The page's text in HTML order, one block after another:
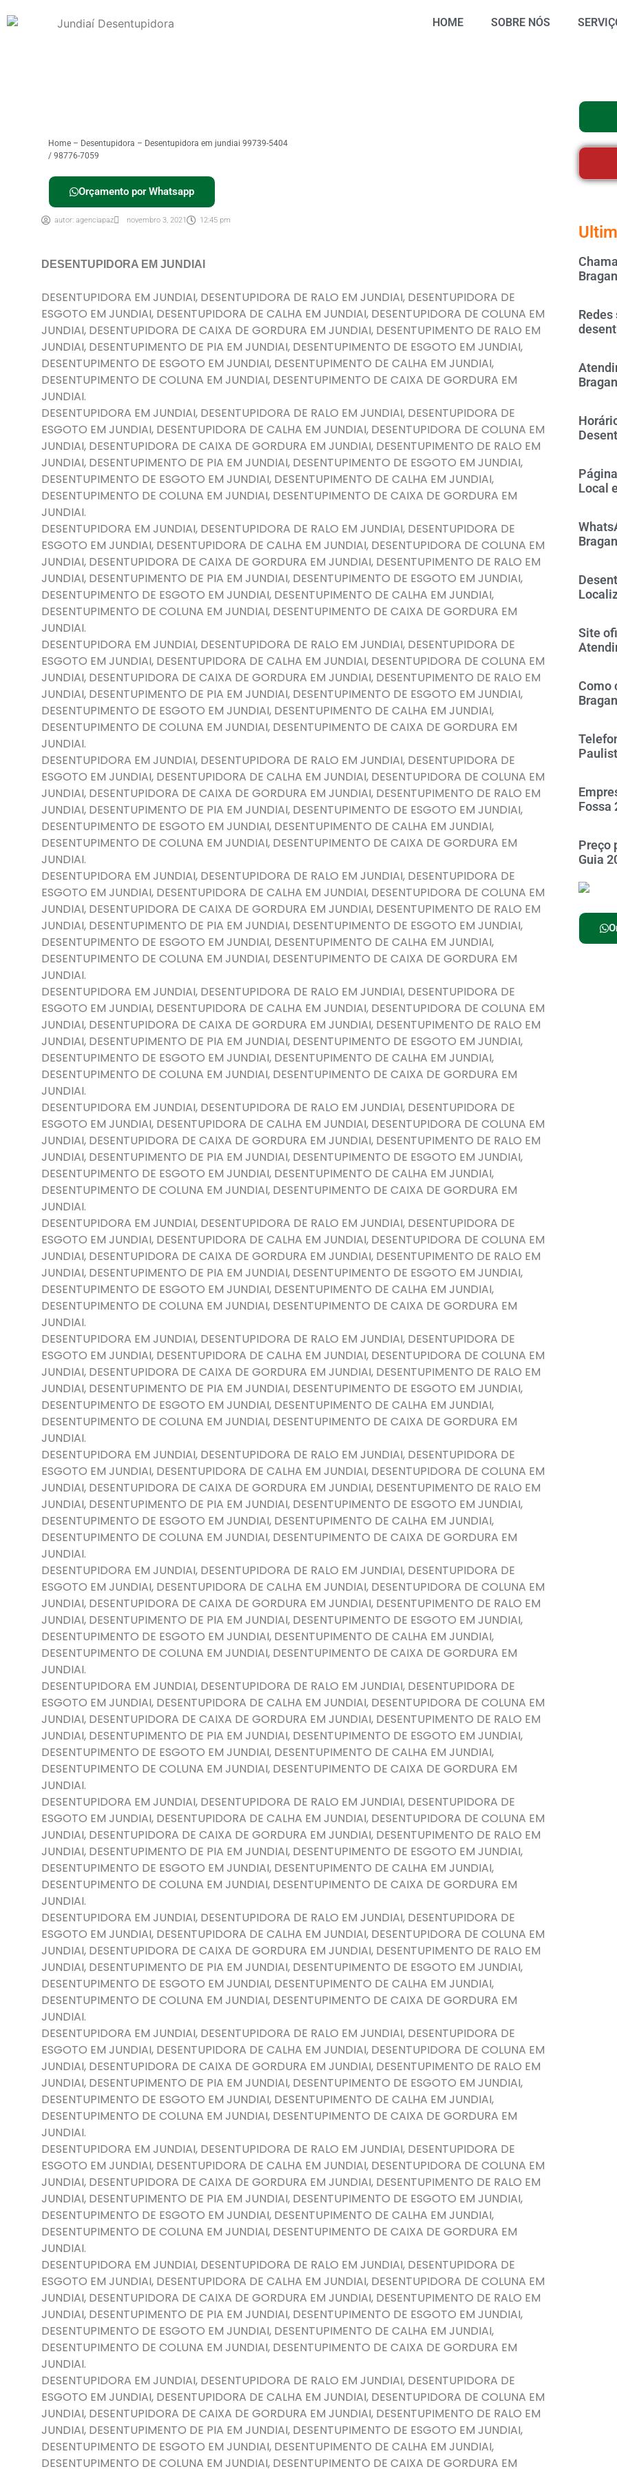
HOME SOBRE NÓS
Home – Desentupidora – Desentupidora em jundiai 99739-5404
/ 98776-7059
Orçamento por Whatsapp
autor: agenciapaz novembro 3, 2021 12:45 pm
DESENTUPIDORA EM JUNDIAI
DESENTUPIDORA EM JUNDIAI, DESENTUPIDORA DE RALO EM JUNDIAI, DESENTUPIDORA DE
ESGOTO EM JUNDIAI, DESENTUPIDORA DE CALHA EM JUNDIAI, DESENTUPIDORA DE COLUNA EM
JUNDIAI, DESENTUPIDORA DE CAIXA DE GORDURA EM JUNDIAI, DESENTUPIMENTO DE RALO EM
JUNDIAI, DESENTUPIMENTO DE PIA EM JUNDIAI, DESENTUPIMENTO DE ESGOTO EM JUNDIAI,
DESENTUPIMENTO DE ESGOTO EM JUNDIAI, DESENTUPIMENTO DE CALHA EM JUNDIAI,
DESENTUPIMENTO DE COLUNA EM JUNDIAI, DESENTUPIMENTO DE CAIXA DE GORDURA EM
JUNDIAI.
DESENTUPIDORA EM JUNDIAI, DESENTUPIDORA DE RALO EM JUNDIAI, DESENTUPIDORA DE
ESGOTO EM JUNDIAI, DESENTUPIDORA DE CALHA EM JUNDIAI, DESENTUPIDORA DE COLUNA EM
JUNDIAI, DESENTUPIDORA DE CAIXA DE GORDURA EM JUNDIAI, DESENTUPIMENTO DE RALO EM
JUNDIAI, DESENTUPIMENTO DE PIA EM JUNDIAI, DESENTUPIMENTO DE ESGOTO EM JUNDIAI,
DESENTUPIMENTO DE ESGOTO EM JUNDIAI, DESENTUPIMENTO DE CALHA EM JUNDIAI,
DESENTUPIMENTO DE COLUNA EM JUNDIAI, DESENTUPIMENTO DE CAIXA DE GORDURA EM
JUNDIAI.
DESENTUPIDORA EM JUNDIAI, DESENTUPIDORA DE RALO EM JUNDIAI, DESENTUPIDORA DE
ESGOTO EM JUNDIAI, DESENTUPIDORA DE CALHA EM JUNDIAI, DESENTUPIDORA DE COLUNA EM
JUNDIAI, DESENTUPIDORA DE CAIXA DE GORDURA EM JUNDIAI, DESENTUPIMENTO DE RALO EM
JUNDIAI, DESENTUPIMENTO DE PIA EM JUNDIAI, DESENTUPIMENTO DE ESGOTO EM JUNDIAI,
DESENTUPIMENTO DE ESGOTO EM JUNDIAI, DESENTUPIMENTO DE CALHA EM JUNDIAI,
DESENTUPIMENTO DE COLUNA EM JUNDIAI, DESENTUPIMENTO DE CAIXA DE GORDURA EM
JUNDIAI.
DESENTUPIDORA EM JUNDIAI, DESENTUPIDORA DE RALO EM JUNDIAI, DESENTUPIDORA DE
ESGOTO EM JUNDIAI, DESENTUPIDORA DE CALHA EM JUNDIAI, DESENTUPIDORA DE COLUNA EM
JUNDIAI, DESENTUPIDORA DE CAIXA DE GORDURA EM JUNDIAI, DESENTUPIMENTO DE RALO EM
JUNDIAI, DESENTUPIMENTO DE PIA EM JUNDIAI, DESENTUPIMENTO DE ESGOTO EM JUNDIAI,
DESENTUPIMENTO DE ESGOTO EM JUNDIAI, DESENTUPIMENTO DE CALHA EM JUNDIAI,
DESENTUPIMENTO DE COLUNA EM JUNDIAI, DESENTUPIMENTO DE CAIXA DE GORDURA EM
JUNDIAI.
DESENTUPIDORA EM JUNDIAI, DESENTUPIDORA DE RALO EM JUNDIAI, DESENTUPIDORA DE
ESGOTO EM JUNDIAI, DESENTUPIDORA DE CALHA EM JUNDIAI, DESENTUPIDORA DE COLUNA EM
JUNDIAI, DESENTUPIDORA DE CAIXA DE GORDURA EM JUNDIAI, DESENTUPIMENTO DE RALO EM
JUNDIAI, DESENTUPIMENTO DE PIA EM JUNDIAI, DESENTUPIMENTO DE ESGOTO EM JUNDIAI,
DESENTUPIMENTO DE ESGOTO EM JUNDIAI, DESENTUPIMENTO DE CALHA EM JUNDIAI,
DESENTUPIMENTO DE COLUNA EM JUNDIAI, DESENTUPIMENTO DE CAIXA DE GORDURA EM
JUNDIAI.
DESENTUPIDORA EM JUNDIAI, DESENTUPIDORA DE RALO EM JUNDIAI, DESENTUPIDORA DE
ESGOTO EM JUNDIAI, DESENTUPIDORA DE CALHA EM JUNDIAI, DESENTUPIDORA DE COLUNA EM
JUNDIAI, DESENTUPIDORA DE CAIXA DE GORDURA EM JUNDIAI, DESENTUPIMENTO DE RALO EM
JUNDIAI, DESENTUPIMENTO DE PIA EM JUNDIAI, DESENTUPIMENTO DE ESGOTO EM JUNDIAI,
DESENTUPIMENTO DE ESGOTO EM JUNDIAI, DESENTUPIMENTO DE CALHA EM JUNDIAI,
DESENTUPIMENTO DE COLUNA EM JUNDIAI, DESENTUPIMENTO DE CAIXA DE GORDURA EM
JUNDIAI.
DESENTUPIDORA EM JUNDIAI, DESENTUPIDORA DE RALO EM JUNDIAI, DESENTUPIDORA DE
ESGOTO EM JUNDIAI, DESENTUPIDORA DE CALHA EM JUNDIAI, DESENTUPIDORA DE COLUNA EM
JUNDIAI, DESENTUPIDORA DE CAIXA DE GORDURA EM JUNDIAI, DESENTUPIMENTO DE RALO EM
JUNDIAI, DESENTUPIMENTO DE PIA EM JUNDIAI, DESENTUPIMENTO DE ESGOTO EM JUNDIAI,
DESENTUPIMENTO DE ESGOTO EM JUNDIAI, DESENTUPIMENTO DE CALHA EM JUNDIAI,
DESENTUPIMENTO DE COLUNA EM JUNDIAI, DESENTUPIMENTO DE CAIXA DE GORDURA EM
JUNDIAI.
DESENTUPIDORA EM JUNDIAI, DESENTUPIDORA DE RALO EM JUNDIAI, DESENTUPIDORA DE
ESGOTO EM JUNDIAI, DESENTUPIDORA DE CALHA EM JUNDIAI, DESENTUPIDORA DE COLUNA EM
JUNDIAI, DESENTUPIDORA DE CAIXA DE GORDURA EM JUNDIAI, DESENTUPIMENTO DE RALO EM
JUNDIAI, DESENTUPIMENTO DE PIA EM JUNDIAI, DESENTUPIMENTO DE ESGOTO EM JUNDIAI,
DESENTUPIMENTO DE ESGOTO EM JUNDIAI, DESENTUPIMENTO DE CALHA EM JUNDIAI,
DESENTUPIMENTO DE COLUNA EM JUNDIAI, DESENTUPIMENTO DE CAIXA DE GORDURA EM
JUNDIAI.
DESENTUPIDORA EM JUNDIAI, DESENTUPIDORA DE RALO EM JUNDIAI, DESENTUPIDORA DE
ESGOTO EM JUNDIAI, DESENTUPIDORA DE CALHA EM JUNDIAI, DESENTUPIDORA DE COLUNA EM
JUNDIAI, DESENTUPIDORA DE CAIXA DE GORDURA EM JUNDIAI, DESENTUPIMENTO DE RALO EM
JUNDIAI, DESENTUPIMENTO DE PIA EM JUNDIAI, DESENTUPIMENTO DE ESGOTO EM JUNDIAI,
DESENTUPIMENTO DE ESGOTO EM JUNDIAI, DESENTUPIMENTO DE CALHA EM JUNDIAI,
DESENTUPIMENTO DE COLUNA EM JUNDIAI, DESENTUPIMENTO DE CAIXA DE GORDURA EM
JUNDIAI.
DESENTUPIDORA EM JUNDIAI, DESENTUPIDORA DE RALO EM JUNDIAI, DESENTUPIDORA DE
ESGOTO EM JUNDIAI, DESENTUPIDORA DE CALHA EM JUNDIAI, DESENTUPIDORA DE COLUNA EM
JUNDIAI, DESENTUPIDORA DE CAIXA DE GORDURA EM JUNDIAI, DESENTUPIMENTO DE RALO EM
JUNDIAI, DESENTUPIMENTO DE PIA EM JUNDIAI, DESENTUPIMENTO DE ESGOTO EM JUNDIAI,
DESENTUPIMENTO DE ESGOTO EM JUNDIAI, DESENTUPIMENTO DE CALHA EM JUNDIAI,
DESENTUPIMENTO DE COLUNA EM JUNDIAI, DESENTUPIMENTO DE CAIXA DE GORDURA EM
JUNDIAI.
DESENTUPIDORA EM JUNDIAI, DESENTUPIDORA DE RALO EM JUNDIAI, DESENTUPIDORA DE
ESGOTO EM JUNDIAI, DESENTUPIDORA DE CALHA EM JUNDIAI, DESENTUPIDORA DE COLUNA EM
JUNDIAI, DESENTUPIDORA DE CAIXA DE GORDURA EM JUNDIAI, DESENTUPIMENTO DE RALO EM
JUNDIAI, DESENTUPIMENTO DE PIA EM JUNDIAI, DESENTUPIMENTO DE ESGOTO EM JUNDIAI,
DESENTUPIMENTO DE ESGOTO EM JUNDIAI, DESENTUPIMENTO DE CALHA EM JUNDIAI,
DESENTUPIMENTO DE COLUNA EM JUNDIAI, DESENTUPIMENTO DE CAIXA DE GORDURA EM
JUNDIAI.
DESENTUPIDORA EM JUNDIAI, DESENTUPIDORA DE RALO EM JUNDIAI, DESENTUPIDORA DE
ESGOTO EM JUNDIAI, DESENTUPIDORA DE CALHA EM JUNDIAI, DESENTUPIDORA DE COLUNA EM
JUNDIAI, DESENTUPIDORA DE CAIXA DE GORDURA EM JUNDIAI, DESENTUPIMENTO DE RALO EM
JUNDIAI, DESENTUPIMENTO DE PIA EM JUNDIAI, DESENTUPIMENTO DE ESGOTO EM JUNDIAI,
DESENTUPIMENTO DE ESGOTO EM JUNDIAI, DESENTUPIMENTO DE CALHA EM JUNDIAI,
DESENTUPIMENTO DE COLUNA EM JUNDIAI, DESENTUPIMENTO DE CAIXA DE GORDURA EM
JUNDIAI.
DESENTUPIDORA EM JUNDIAI, DESENTUPIDORA DE RALO EM JUNDIAI, DESENTUPIDORA DE
ESGOTO EM JUNDIAI, DESENTUPIDORA DE CALHA EM JUNDIAI, DESENTUPIDORA DE COLUNA EM
JUNDIAI, DESENTUPIDORA DE CAIXA DE GORDURA EM JUNDIAI, DESENTUPIMENTO DE RALO EM
JUNDIAI, DESENTUPIMENTO DE PIA EM JUNDIAI, DESENTUPIMENTO DE ESGOTO EM JUNDIAI,
DESENTUPIMENTO DE ESGOTO EM JUNDIAI, DESENTUPIMENTO DE CALHA EM JUNDIAI,
DESENTUPIMENTO DE COLUNA EM JUNDIAI, DESENTUPIMENTO DE CAIXA DE GORDURA EM
JUNDIAI.
DESENTUPIDORA EM JUNDIAI, DESENTUPIDORA DE RALO EM JUNDIAI, DESENTUPIDORA DE
ESGOTO EM JUNDIAI, DESENTUPIDORA DE CALHA EM JUNDIAI, DESENTUPIDORA DE COLUNA EM
JUNDIAI, DESENTUPIDORA DE CAIXA DE GORDURA EM JUNDIAI, DESENTUPIMENTO DE RALO EM
JUNDIAI, DESENTUPIMENTO DE PIA EM JUNDIAI, DESENTUPIMENTO DE ESGOTO EM JUNDIAI,
DESENTUPIMENTO DE ESGOTO EM JUNDIAI, DESENTUPIMENTO DE CALHA EM JUNDIAI,
DESENTUPIMENTO DE COLUNA EM JUNDIAI, DESENTUPIMENTO DE CAIXA DE GORDURA EM
JUNDIAI.
DESENTUPIDORA EM JUNDIAI, DESENTUPIDORA DE RALO EM JUNDIAI, DESENTUPIDORA DE
ESGOTO EM JUNDIAI, DESENTUPIDORA DE CALHA EM JUNDIAI, DESENTUPIDORA DE COLUNA EM
JUNDIAI, DESENTUPIDORA DE CAIXA DE GORDURA EM JUNDIAI, DESENTUPIMENTO DE RALO EM
JUNDIAI, DESENTUPIMENTO DE PIA EM JUNDIAI, DESENTUPIMENTO DE ESGOTO EM JUNDIAI,
DESENTUPIMENTO DE ESGOTO EM JUNDIAI, DESENTUPIMENTO DE CALHA EM JUNDIAI,
DESENTUPIMENTO DE COLUNA EM JUNDIAI, DESENTUPIMENTO DE CAIXA DE GORDURA EM
JUNDIAI.
DESENTUPIDORA EM JUNDIAI, DESENTUPIDORA DE RALO EM JUNDIAI, DESENTUPIDORA DE
ESGOTO EM JUNDIAI, DESENTUPIDORA DE CALHA EM JUNDIAI, DESENTUPIDORA DE COLUNA EM
JUNDIAI, DESENTUPIDORA DE CAIXA DE GORDURA EM JUNDIAI, DESENTUPIMENTO DE RALO EM
JUNDIAI, DESENTUPIMENTO DE PIA EM JUNDIAI, DESENTUPIMENTO DE ESGOTO EM JUNDIAI,
DESENTUPIMENTO DE ESGOTO EM JUNDIAI, DESENTUPIMENTO DE CALHA EM JUNDIAI,
DESENTUPIMENTO DE COLUNA EM JUNDIAI, DESENTUPIMENTO DE CAIXA DE GORDURA EM
JUNDIAI.
DESENTUPIDORA EM JUNDIAI, DESENTUPIDORA DE RALO EM JUNDIAI, DESENTUPIDORA DE
ESGOTO EM JUNDIAI, DESENTUPIDORA DE CALHA EM JUNDIAI, DESENTUPIDORA DE COLUNA EM
JUNDIAI, DESENTUPIDORA DE CAIXA DE GORDURA EM JUNDIAI, DESENTUPIMENTO DE RALO EM
JUNDIAI, DESENTUPIMENTO DE PIA EM JUNDIAI, DESENTUPIMENTO DE ESGOTO EM JUNDIAI,
DESENTUPIMENTO DE ESGOTO EM JUNDIAI, DESENTUPIMENTO DE CALHA EM JUNDIAI,
DESENTUPIMENTO DE COLUNA EM JUNDIAI, DESENTUPIMENTO DE CAIXA DE GORDURA EM
JUNDIAI.
DESENTUPIDORA EM JUNDIAI, DESENTUPIDORA DE RALO EM JUNDIAI, DESENTUPIDORA DE
ESGOTO EM JUNDIAI, DESENTUPIDORA DE CALHA EM JUNDIAI, DESENTUPIDORA DE COLUNA EM
JUNDIAI, DESENTUPIDORA DE CAIXA DE GORDURA EM JUNDIAI, DESENTUPIMENTO DE RALO EM
JUNDIAI, DESENTUPIMENTO DE PIA EM JUNDIAI, DESENTUPIMENTO DE ESGOTO EM JUNDIAI,
DESENTUPIMENTO DE ESGOTO EM JUNDIAI, DESENTUPIMENTO DE CALHA EM JUNDIAI,
DESENTUPIMENTO DE COLUNA EM JUNDIAI, DESENTUPIMENTO DE CAIXA DE GORDURA EM
JUNDIAI.
DESENTUPIDORA EM JUNDIAI, DESENTUPIDORA DE RALO EM JUNDIAI, DESENTUPIDORA DE
ESGOTO EM JUNDIAI, DESENTUPIDORA DE CALHA EM JUNDIAI, DESENTUPIDORA DE COLUNA EM
JUNDIAI, DESENTUPIDORA DE CAIXA DE GORDURA EM JUNDIAI, DESENTUPIMENTO DE RALO EM
JUNDIAI, DESENTUPIMENTO DE PIA EM JUNDIAI, DESENTUPIMENTO DE ESGOTO EM JUNDIAI,
DESENTUPIMENTO DE ESGOTO EM JUNDIAI, DESENTUPIMENTO DE CALHA EM JUNDIAI,
DESENTUPIMENTO DE COLUNA EM JUNDIAI, DESENTUPIMENTO DE CAIXA DE GORDURA EM
Local
Site
Como
Fossa
Preço
Guia